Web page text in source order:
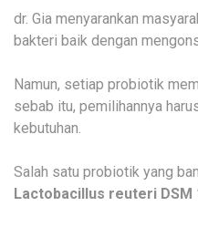
dr. Gia menyarankan
bakteri baik dengan
Namun, setiap probiotik
sebab itu, pemilihannya
kebutuhan.
Salah satu probiotik yang
Lactobacillus reuteri DSM